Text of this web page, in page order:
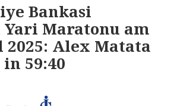
Bankasi
Maratonu am
2025: Alex Matata
59:40